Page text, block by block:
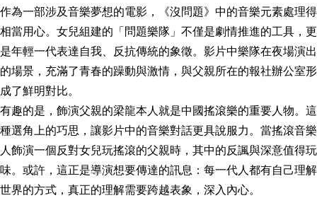
作為一部涉及音樂夢想的電影，《沒問題》中的音樂元素處理得
相當用心。女兒組建的「問題樂隊」不僅是劇情推進的工具，更
是年輕一代表達自我、反抗傳統的象徵。影片中樂隊在夜場演出
的場景，充滿了青春的躁動與激情，與父親所在的報社辦公室形
成了鮮明對比。
有趣的是，飾演父親的梁龍本人就是中國搖滾樂的重要人物。這
種選角上的巧思，讓影片中的音樂對話更具說服力。當搖滾音樂
人飾演一個反對女兒玩搖滾的父親時，其中的反諷與深意值得玩
味。或許，這正是導演想要傳達的訊息：每一代人都有自己理解
世界的方式，真正的理解需要跨越表象，深入內心。